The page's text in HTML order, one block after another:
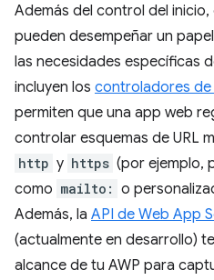
Además del control del
pueden desempeñar un
las necesidades específicas
incluyen los controladores
permiten que una app web
controlar esquemas de URL
http y https (por ejemplo,
como mailto: o
Además, la API de Web App
(actualmente en desarrollo)
alcance de tu AWP para